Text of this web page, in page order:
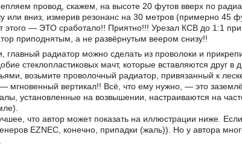
провод, скажем, на высоте 20 футов вверх по
или вниз, измерив резонанс на 30 метров (примерно 45
этого — ЭТО сработало!! Приятно!!! Урезал КСВ до 1:1
приподнятым, а не развёрнутым веером снизу!!
главный радиатор можно сделать из проволоки и
стеклопластиковых мачт, которые вставляются друг в
возьмите проволочный радиатор, привязанный к
— мгновенный вертикал!! Всё, что ему нужно, — это
установленные на возвышении, настраиваются на
что автор может показать на иллюстрации ниже.
EZNEC, конечно, припадки (жаль)). Но у автора